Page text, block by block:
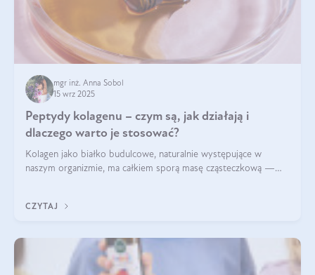
mgr inż. Anna Sobol
15 wrz 2025
Peptydy kolagenu – czym są, jak działają i
dlaczego warto je stosować?
Kolagen jako białko budulcowe, naturalnie występujące w
naszym organizmie, ma całkiem sporą masę cząsteczkową —
bardziej biodostępny
CZYTAJ